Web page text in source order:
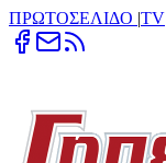
ΠΡΩΤΟΣΕΛΙΔΟ |TV